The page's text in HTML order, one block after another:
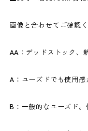
画像と合わせてご確認く
AA：デッドストック、
A：ユーズドでも使用
B：一般的なユーズド